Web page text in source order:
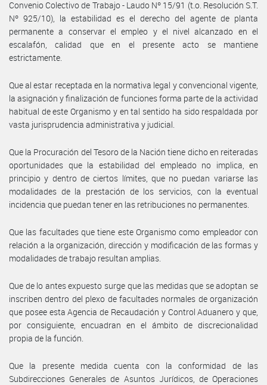
Convenio Colectivo de Trabajo - Laudo Nº 15/91 (t.o. Resolución S.T.
Nº 925/10), la estabilidad es el derecho del agente de planta
permanente a conservar el empleo y el nivel alcanzado en el
escalafón, calidad que en el presente acto se mantiene
estrictamente.
Que al estar receptada en la normativa legal y convencional vigente,
la asignación y finalización de funciones forma parte de la actividad
habitual de este Organismo y en tal sentido ha sido respaldada por
vasta jurisprudencia administrativa y judicial.
Que la Procuración del Tesoro de la Nación tiene dicho en reiteradas
oportunidades que la estabilidad del empleado no implica, en
principio y dentro de ciertos límites, que no puedan variarse las
modalidades de la prestación de los servicios, con la eventual
incidencia que puedan tener en las retribuciones no permanentes.
Que las facultades que tiene este Organismo como empleador con
relación a la organización, dirección y modificación de las formas y
modalidades de trabajo resultan amplias.
Que de lo antes expuesto surge que las medidas que se adoptan se
inscriben dentro del plexo de facultades normales de organización
que posee esta Agencia de Recaudación y Control Aduanero y que,
por consiguiente, encuadran en el ámbito de discrecionalidad
propia de la función.
Que la presente medida cuenta con la conformidad de las
Subdirecciones Generales de Asuntos Jurídicos, de Operaciones